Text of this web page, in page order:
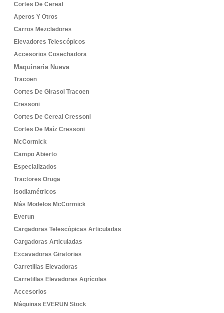
Cortes De Cereal
Aperos Y Otros
Carros Mezcladores
Elevadores Telescópicos
Accesorios Cosechadora
Maquinaria Nueva
Tracoen
Cortes De Girasol Tracoen
Cressoni
Cortes De Cereal Cressoni
Cortes De Maíz Cressoni
McCormick
Campo Abierto
Especializados
Tractores Oruga
Isodiamétricos
Más Modelos McCormick
Everun
Cargadoras Telescópicas Articuladas
Cargadoras Articuladas
Excavadoras Giratorias
Carretillas Elevadoras
Carretillas Elevadoras Agrícolas
Accesorios
Máquinas EVERUN Stock